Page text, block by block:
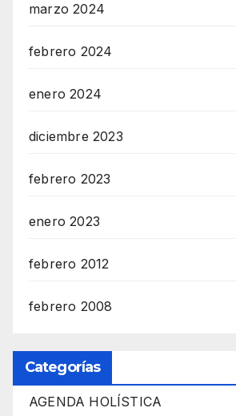
marzo 2024
febrero 2024
enero 2024
diciembre 2023
febrero 2023
enero 2023
febrero 2012
febrero 2008
Categorías
AGENDA HOLÍSTICA